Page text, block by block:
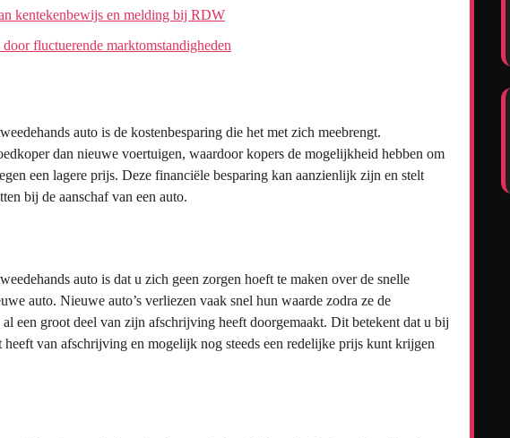
kentekenbewijs en melding bij RDW
fluctuerende marktomstandigheden
auto is de kostenbesparing die het met zich meebrengt.
dan nieuwe voertuigen, waardoor kopers de mogelijkheid hebben om
een lagere prijs. Deze financiële besparing kan aanzienlijk zijn en stelt
bij de aanschaf van een auto.
auto is dat u zich geen zorgen hoeft te maken over de snelle
auto. Nieuwe auto’s verliezen vaak snel hun waarde zodra ze de
een groot deel van zijn afschrijving heeft doorgemaakt. Dit betekent dat u bij
van afschrijving en mogelijk nog steeds een redelijke prijs kunt krijgen